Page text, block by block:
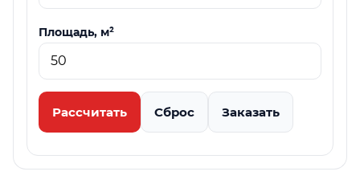
Площадь, м²
Рассчитать Сброс Заказать